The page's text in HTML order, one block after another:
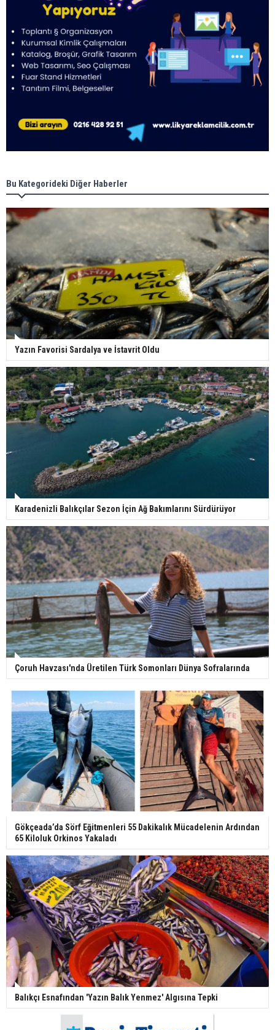
Bu Kategorideki Diğer Haberler
Yazın Favorisi Sardalya ve İstavrit Oldu
Karadenizli Balıkçılar Sezon İçin Ağ Bakımlarını Sürdürüyor
Çoruh Havzası'nda Üretilen Türk Somonları Dünya Sofralarında
Gökçeada’da Sörf Eğitmenleri 55 Dakikalık Mücadelenin Ardından
65 Kiloluk Orkinos Yakaladı
Balıkçı Esnafından 'Yazın Balık Yenmez' Algısına Tepki